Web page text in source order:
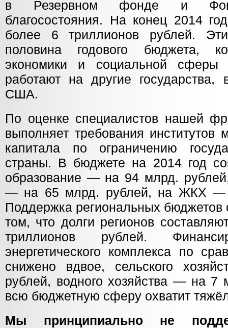
в Резервном фонде и
благосостояния. На конец 2014
более 6 триллионов рублей.
половина годового бюджета,
экономики и социальной
работают на другие
США.
По оценке специалистов нашей
выполняет требования институтов
капитала по ограничению
страны. В бюджете на 2014 год
образование — на 94 млрд.
— на 65 млрд. рублей, на ЖКХ —
Поддержка региональных бюджетов
том, что долги регионов
триллионов рублей.
энергетического комплекса по
снижено вдвое, сельского
рублей, водного хозяйства — на 7
всю бюджетную сферу охватит
Мы принципиально не